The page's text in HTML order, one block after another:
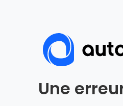
Une